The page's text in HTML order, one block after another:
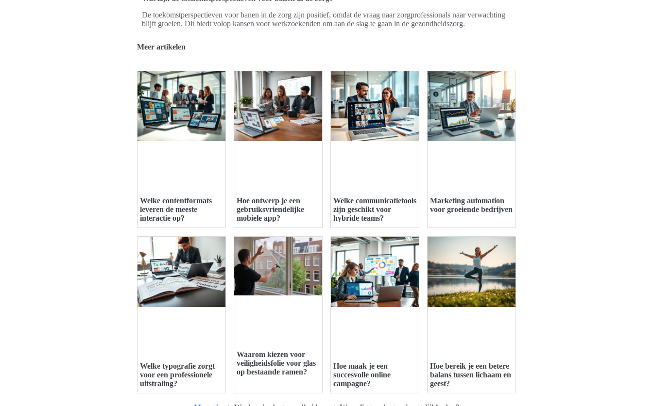
De toekomstperspectieven voor banen in de zorg zijn positief, omdat de vraag naar zorgprofessionals naar verwachting
blijft groeien. Dit biedt volop kansen voor werkzoekenden om aan de slag te gaan in de gezondheidszorg.
Meer artikelen
Welke contentformats
leveren de meeste
interactie op?
Hoe ontwerp je een
gebruiksvriendelijke
mobiele app?
Welke communicatietools
zijn geschikt voor
hybride teams?
Marketing automation
voor groeiende bedrijven
Welke typografie zorgt
voor een professionele
uitstraling?
Waarom kiezen voor
veiligheidsfolie voor glas
op bestaande ramen?
Hoe maak je een
succesvolle online
campagne?
Hoe bereik je een betere
balans tussen lichaam en
geest?